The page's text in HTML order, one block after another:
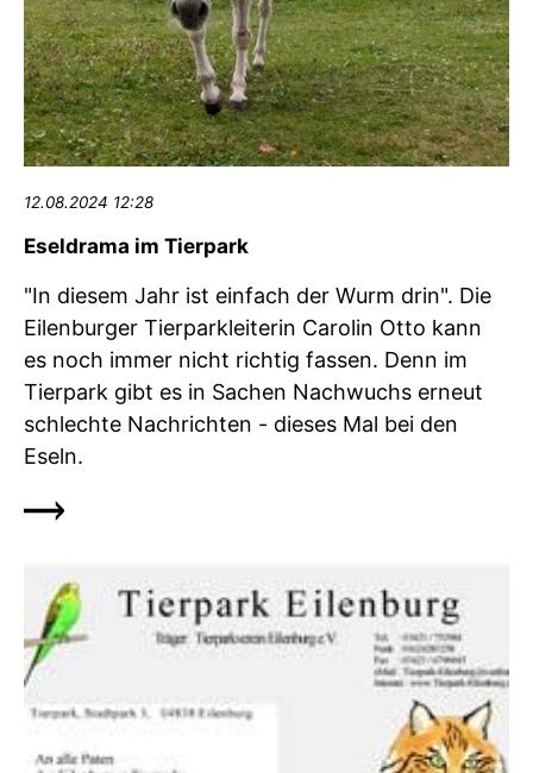
12.08.2024 12:28
Eseldrama im Tierpark
"In diesem Jahr ist einfach der Wurm drin". Die
Eilenburger Tierparkleiterin Carolin Otto kann
es noch immer nicht richtig fassen. Denn im
Tierpark gibt es in Sachen Nachwuchs erneut
schlechte Nachrichten - dieses Mal bei den
Eseln.